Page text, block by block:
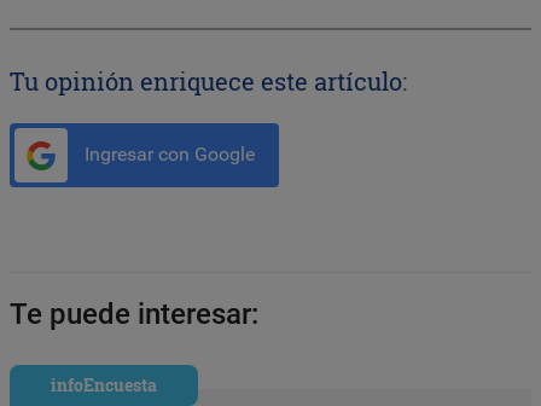
Tu opinión enriquece este artículo:
Ingresar con Google
Te puede interesar:
infoEncuesta